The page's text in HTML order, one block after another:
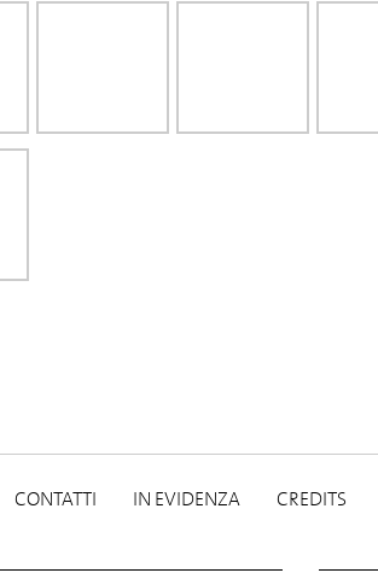
CONTATTI IN EVIDENZA CREDITS